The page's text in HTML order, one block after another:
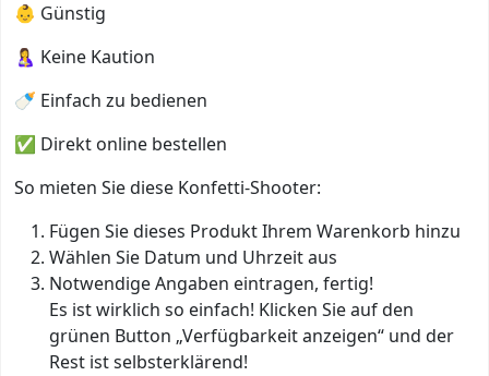
👶 Günstig
🤱 Keine Kaution
🍼 Einfach zu bedienen
✅ Direkt online bestellen
So mieten Sie diese Konfetti-Shooter:
Fügen Sie dieses Produkt Ihrem Warenkorb hinzu
Wählen Sie Datum und Uhrzeit aus
Notwendige Angaben eintragen, fertig!
Es ist wirklich so einfach! Klicken Sie auf den
grünen Button „Verfügbarkeit anzeigen“ und der
Rest ist selbsterklärend!